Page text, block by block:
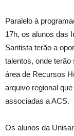
Paralelo à
17h, os alunos das
Santista terão a
talentos, onde
área de Recursos
arquivo regional
associadas a ACS.
Os alunos da